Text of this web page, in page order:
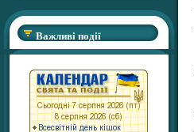
Важливі події